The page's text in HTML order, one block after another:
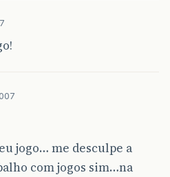
jogo… me desculpe a
com jogos sim…na